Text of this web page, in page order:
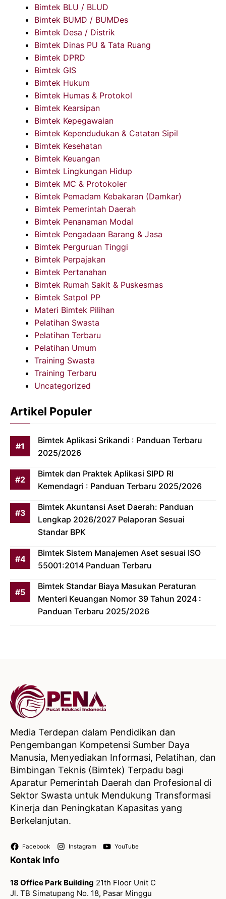
Bimtek BLU / BLUD
Bimtek BUMD / BUMDes
Bimtek Desa / Distrik
Bimtek Dinas PU & Tata Ruang
Bimtek DPRD
Bimtek GIS
Bimtek Hukum
Bimtek Humas & Protokol
Bimtek Kearsipan
Bimtek Kepegawaian
Bimtek Kependudukan & Catatan Sipil
Bimtek Kesehatan
Bimtek Keuangan
Bimtek Lingkungan Hidup
Bimtek MC & Protokoler
Bimtek Pemadam Kebakaran (Damkar)
Bimtek Pemerintah Daerah
Bimtek Penanaman Modal
Bimtek Pengadaan Barang & Jasa
Bimtek Perguruan Tinggi
Bimtek Perpajakan
Bimtek Pertanahan
Bimtek Rumah Sakit & Puskesmas
Bimtek Satpol PP
Materi Bimtek Pilihan
Pelatihan Swasta
Pelatihan Terbaru
Pelatihan Umum
Training Swasta
Training Terbaru
Uncategorized
Artikel Populer
Bimtek Aplikasi Srikandi : Panduan Terbaru
2025/2026
Bimtek dan Praktek Aplikasi SIPD RI
Kemendagri : Panduan Terbaru 2025/2026
Bimtek Akuntansi Aset Daerah: Panduan
Lengkap 2026/2027 Pelaporan Sesuai
Standar BPK
Bimtek Sistem Manajemen Aset sesuai ISO
55001:2014 Panduan Terbaru
Bimtek Standar Biaya Masukan Peraturan
Menteri Keuangan Nomor 39 Tahun 2024 :
Panduan Terbaru 2025/2026
Media Terdepan dalam Pendidikan dan
Pengembangan Kompetensi Sumber Daya
Manusia, Menyediakan Informasi, Pelatihan, dan
Bimbingan Teknis (Bimtek) Terpadu bagi
Aparatur Pemerintah Daerah dan Profesional di
Sektor Swasta untuk Mendukung Transformasi
Kinerja dan Peningkatan Kapasitas yang
Berkelanjutan.
Facebook Instagram YouTube
Kontak Info
18 Office Park Building 21th Floor Unit C
Jl. TB Simatupang No. 18, Pasar Minggu